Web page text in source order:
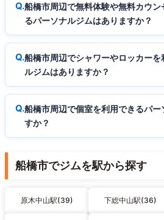
船橋市周辺で無料体験や無料カウ
るパーソナルジムはありますか？
船橋市周辺でシャワーやロッカー
ルジムはありますか？
船橋市周辺で個室を利用できるパー
すか？
船橋市でジムを駅から探す
原木中山駅(39) 下総中山駅(36)